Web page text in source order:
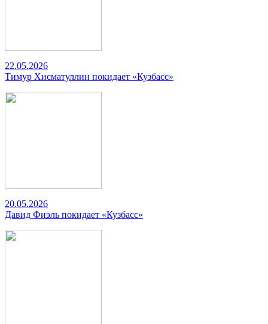
22.05.2026
Тимур Хисматуллин покидает «Кузбасс»
20.05.2026
Давид Фиэль покидает «Кузбасс»